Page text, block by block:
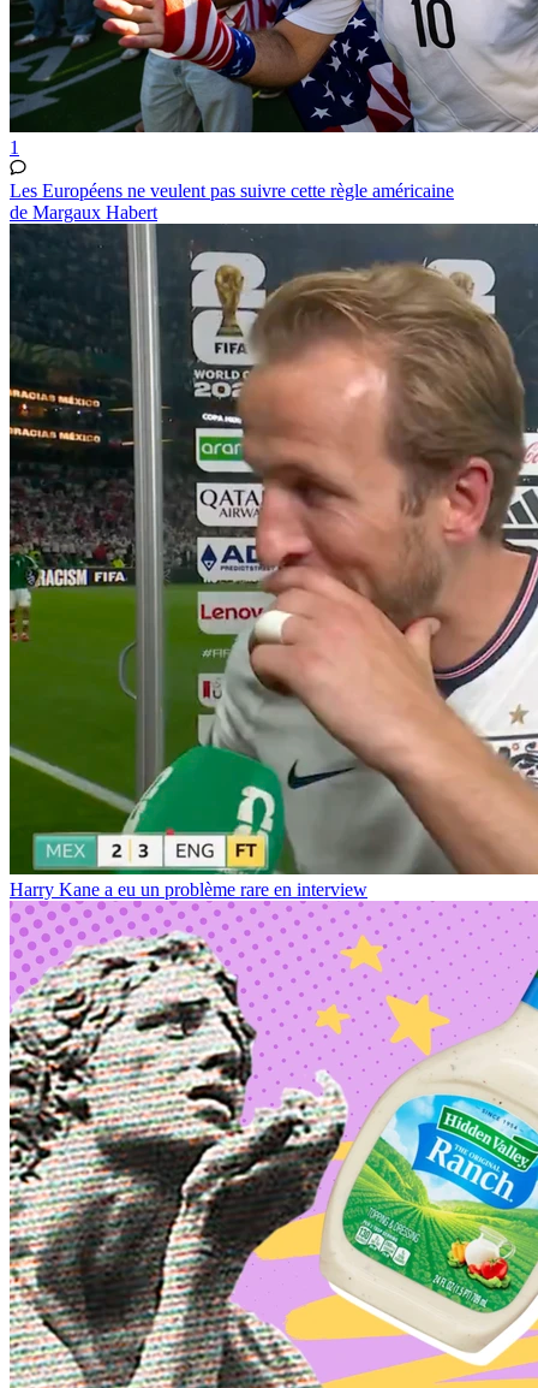
1
Les Européens ne veulent pas suivre cette règle américaine
de Margaux Habert
Harry Kane a eu un problème rare en interview